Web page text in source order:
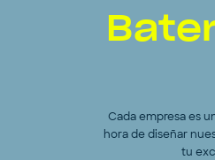
Cada empresa es
hora de diseñar
tu